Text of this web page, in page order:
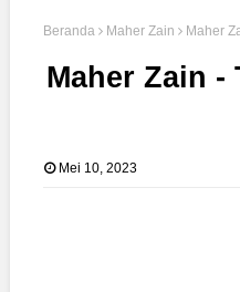
Beranda Maher Zain Maher
Maher Zain -
Mei 10, 2023